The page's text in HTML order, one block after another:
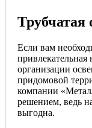
Трубчатая
Если вам
привлекательная
организации
придомовой
компании
решением, ведь
выгодна.